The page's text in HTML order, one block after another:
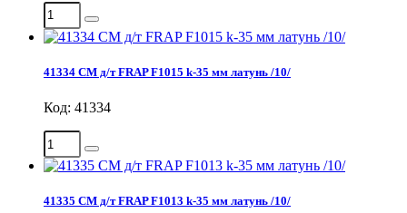
41334 СМ д/т FRAP F1015 k-35 мм латунь /10/
Код: 41334
41335 СМ д/т FRAP F1013 k-35 мм латунь /10/